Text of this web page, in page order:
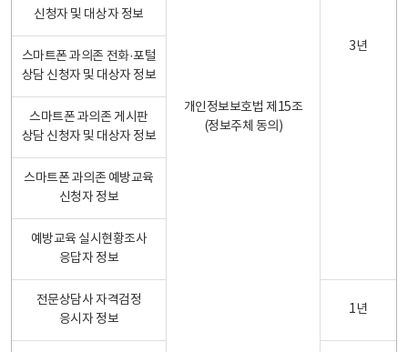
개인정보보호법 제15조
(정보주체 동의)
3년
신청자 및 대상자 정보
스마트폰 과의존 전화·포털
상담 신청자 및 대상자 정보
스마트폰 과의존 게시판
상담 신청자 및 대상자 정보
스마트폰 과의존 예방교육
신청자 정보
예방교육 실시현황조사
응답자 정보
전문상담사 자격검정
응시자 정보
1년